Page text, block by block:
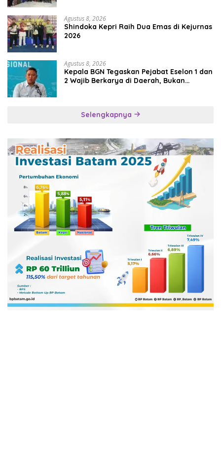
Agustus 8, 2026
Shindoka Kepri Raih Dua Emas di Kejurnas
2026
Agustus 8, 2026
Kepala BGN Tegaskan Pejabat Eselon 1 dan
2 Wajib Berkarya di Daerah, Bukan
Selengkapnya